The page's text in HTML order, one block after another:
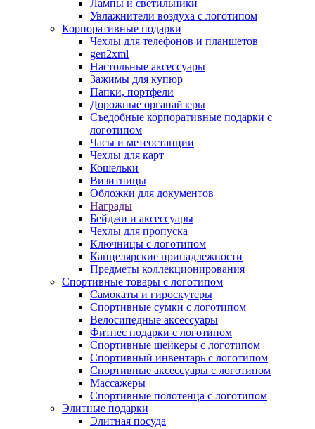
Лампы и светильники
Увлажнители воздуха с логотипом
Корпоративные подарки
Чехлы для телефонов и планшетов
gen2xml
Настольные аксессуары
Зажимы для купюр
Папки, портфели
Дорожные органайзеры
Съедобные корпоративные подарки с
логотипом
Часы и метеостанции
Чехлы для карт
Кошельки
Визитницы
Обложки для документов
Награды
Бейджи и аксессуары
Чехлы для пропуска
Ключницы с логотипом
Канцелярские принадлежности
Предметы коллекционирования
Спортивные товары с логотипом
Самокаты и гироскутеры
Спортивные сумки с логотипом
Велосипедные аксессуары
Фитнес подарки с логотипом
Спортивные шейкеры с логотипом
Спортивный инвентарь с логотипом
Спортивные аксессуары с логотипом
Массажеры
Спортивные полотенца с логотипом
Элитные подарки
Элитная посуда